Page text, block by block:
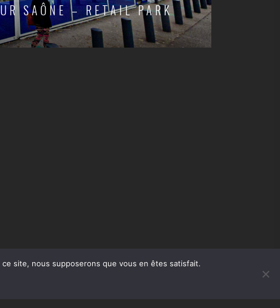
SAÔNE – RETAIL PARK
site, nous supposerons que vous en êtes satisfait.